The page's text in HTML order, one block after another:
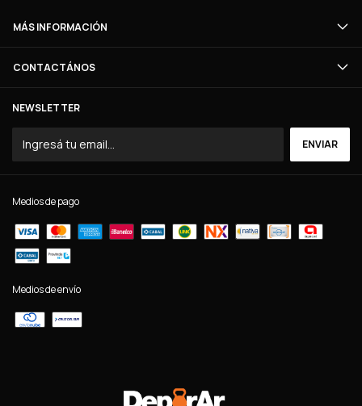
MÁS INFORMACIÓN
CONTACTÁNOS
NEWSLETTER
Medios de pago
Medios de envío